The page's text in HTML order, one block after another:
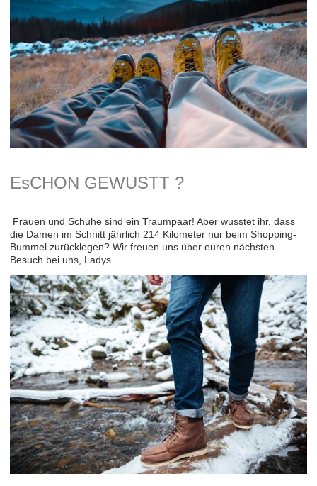
EsCHON GEWUSTT ?
Frauen und Schuhe sind ein Traumpaar! Aber wusstet ihr, dass
die Damen im Schnitt jährlich 214 Kilometer nur beim Shopping-
Bummel zurücklegen? Wir freuen uns über euren nächsten
Besuch bei uns, Ladys …